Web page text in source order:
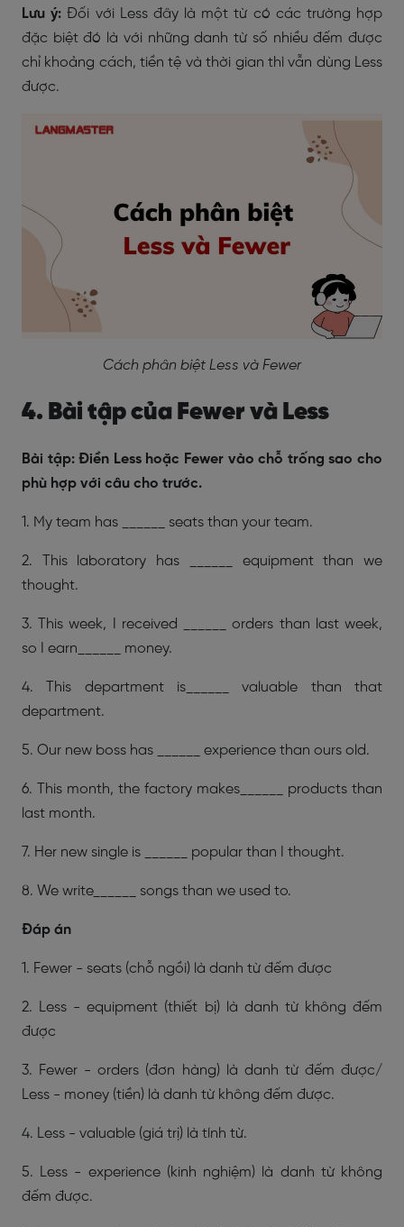
Lưu ý:Đối với Less đây là một từ có các trường hợp
đặc biệt đó là với những danh từ số nhiều đếm được
chỉ khoảng cách, tiền tệ và thời gian thì vẫn dùng Less
được.
Cách phân biệt Less và Fewer
4. Bài tập của Fewer và Less
Bài tập: Điền Less hoặc Fewer vào chỗ trống sao cho
phù hợp với câu cho trước.
1. My team has ______ seats than your team.
2. This laboratory has ______ equipment than we
thought.
3. This week, I received ______ orders than last week,
so I earn______ money.
4. This department is______ valuable than that
department.
5. Our new boss has ______ experience than ours old.
6. This month, the factory makes______ products than
last month.
7. Her new single is ______ popular than I thought.
8. We write______ songs than we used to.
Đáp án
1. Fewer - seats (chỗ ngồi) là danh từ đếm được
2. Less - equipment (thiết bị) là danh từ không đếm
được
3. Fewer - orders (đơn hàng) là danh từ đếm được/
Less - money (tiền) là danh từ không đếm được.
4. Less - valuable (giá trị) là tính từ.
5. Less - experience (kinh nghiệm) là danh từ không
đếm được.